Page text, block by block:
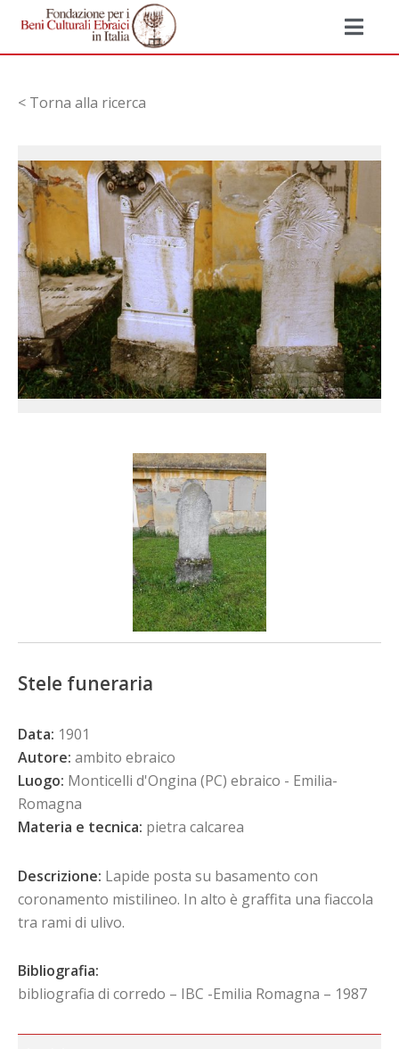
< Torna alla ricerca
Stele funeraria
Data: 1901
Autore: ambito ebraico
Luogo: Monticelli d'Ongina (PC) ebraico - Emilia-
Romagna
Materia e tecnica: pietra calcarea
Descrizione: Lapide posta su basamento con
coronamento mistilineo. In alto è graffita una fiaccola
tra rami di ulivo.
Bibliografia:
bibliografia di corredo – IBC -Emilia Romagna – 1987